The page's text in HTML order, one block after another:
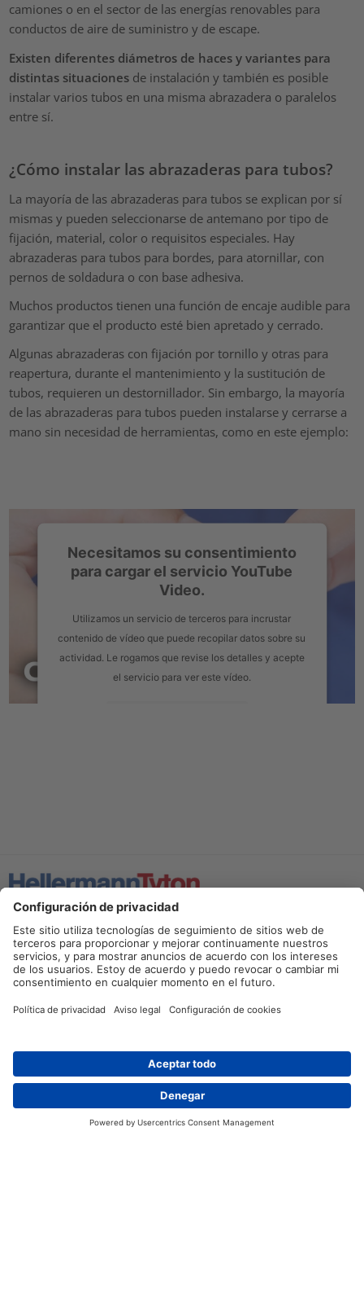
camiones o en el sector de las energías renovables para
conductos de aire de suministro y de escape.
Existen diferentes diámetros de haces y variantes para
distintas situaciones de instalación y también es posible
instalar varios tubos en una misma abrazadera o paralelos
entre sí.
¿Cómo instalar las abrazaderas para tubos?
La mayoría de las abrazaderas para tubos se explican por sí
mismas y pueden seleccionarse de antemano por tipo de
fijación, material, color o requisitos especiales. Hay
abrazaderas para tubos para bordes, para atornillar, con
pernos de soldadura o con base adhesiva.
Muchos productos tienen una función de encaje audible para
garantizar que el producto esté bien apretado y cerrado.
Algunas abrazaderas con fijación por tornillo y otras para
reapertura, durante el mantenimiento y la sustitución de
tubos, requieren un destornillador. Sin embargo, la mayoría
de las abrazaderas para tubos pueden instalarse y cerrarse a
mano sin necesidad de herramientas, como en este ejemplo:
Necesitamos su consentimiento
para cargar el servicio YouTube
Video.
Utilizamos un servicio de terceros para incrustar
contenido de vídeo que puede recopilar datos sobre su
actividad. Le rogamos que revise los detalles y acepte
el servicio para ver este vídeo.
Saudi Arabia
Imprimir
Aviso Legal
Política de PrivacidadContacto